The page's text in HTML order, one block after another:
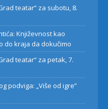
teatar“ za subotu, 8.
Književnost kao
do kraja da dokučimo
teatar“ za petak, 7.
podviga: „Više od igre”